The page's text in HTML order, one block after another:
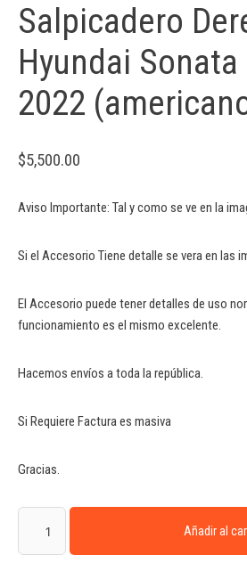
Salpicadero
Hyundai
2022
$5,500.00
Aviso Importante: Tal y como se ve en la
Si el Accesorio Tiene detalle se vera en las
El Accesorio puede tener detalles de uso
funcionamiento es el mismo excelente.
Hacemos envíos a toda la república.
Si Requiere Factura es masiva
Gracias.
Añadir al